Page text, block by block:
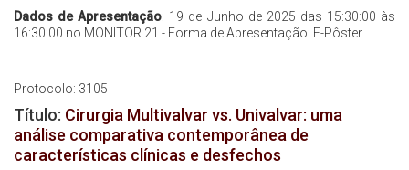
Dados de Apresentação: 19 de Junho de 2025 das 15:30:00 às
16:30:00 no MONITOR 21 - Forma de Apresentação: E-Pôster
Protocolo: 3105
Título: Cirurgia Multivalvar vs. Univalvar: uma
análise comparativa contemporânea de
características clínicas e desfechos